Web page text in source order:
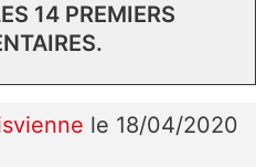
14 PREMIERS
le 18/04/2020